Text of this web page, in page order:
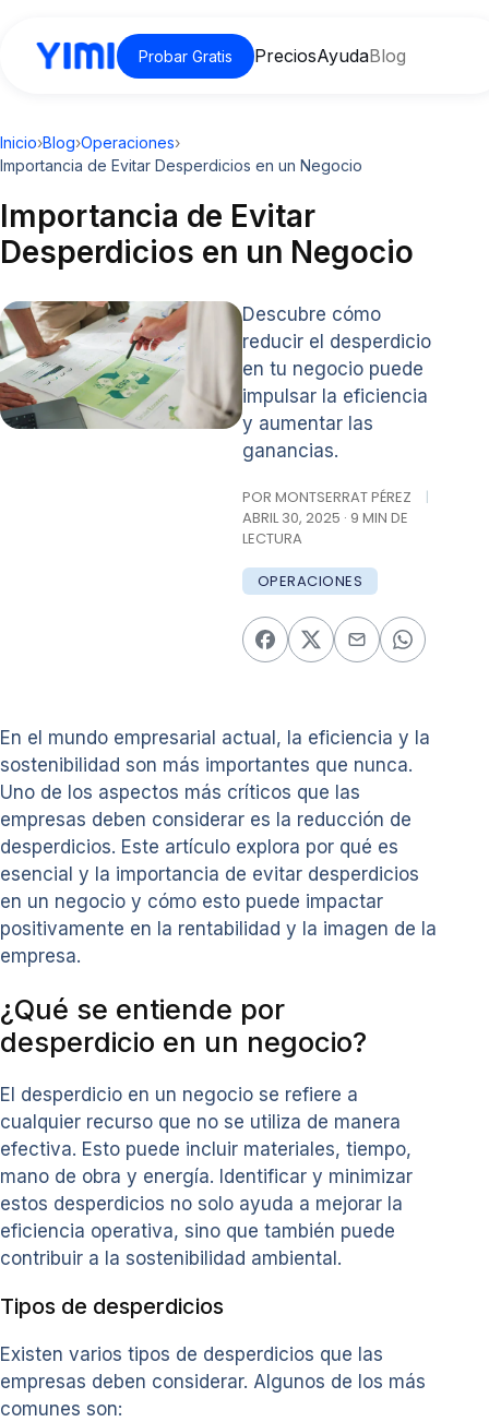
Probar Gratis PreciosAyudaBlog
Inicio›Blog›Operaciones›
Importancia de Evitar Desperdicios en un Negocio
Importancia de Evitar
Desperdicios en un Negocio
Descubre cómo
reducir el desperdicio
en tu negocio puede
impulsar la eficiencia
y aumentar las
ganancias.
POR MONTSERRAT PÉREZ
|
ABRIL 30, 2025 · 9 MIN DE
LECTURA
OPERACIONES
En el mundo empresarial actual, la eficiencia y la
sostenibilidad son más importantes que nunca.
Uno de los aspectos más críticos que las
empresas deben considerar es la reducción de
desperdicios. Este artículo explora por qué es
esencial y la importancia de evitar desperdicios
en un negocio y cómo esto puede impactar
positivamente en la rentabilidad y la imagen de la
empresa.
¿Qué se entiende por
desperdicio en un negocio?
El desperdicio en un negocio se refiere a
cualquier recurso que no se utiliza de manera
efectiva. Esto puede incluir materiales, tiempo,
mano de obra y energía. Identificar y minimizar
estos desperdicios no solo ayuda a mejorar la
eficiencia operativa, sino que también puede
contribuir a la sostenibilidad ambiental.
Tipos de desperdicios
Existen varios tipos de desperdicios que las
empresas deben considerar. Algunos de los más
comunes son: